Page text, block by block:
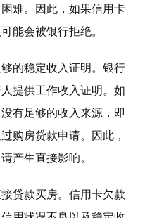
难。因此，如果信用卡
能会被银行拒绝。
的稳定收入证明。银行
提供工作收入证明。如
有足够的收入来源，即
购房贷款申请。因此，
产生直接影响。
贷款买房。信用卡欠款